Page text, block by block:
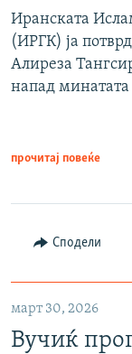
Иранската
(ИРГК) ја
Алиреза
напад минатата
прочитај повеќе
Сподели
март 30, 2026
Вучиќ